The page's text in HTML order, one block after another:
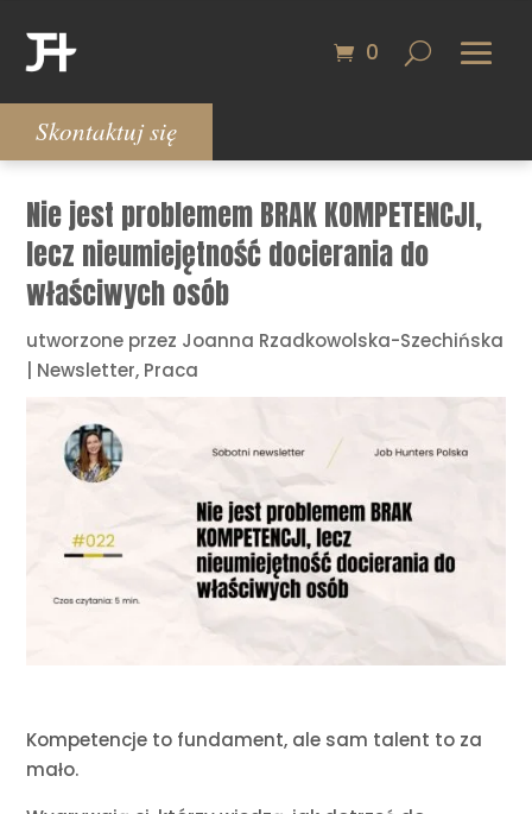
0
Skontaktuj się
Nie jest problemem BRAK KOMPETENCJI,
lecz nieumiejętność docierania do
właściwych osób
utworzone przez Joanna Rzadkowolska-Szechińska
| Newsletter, Praca
Kompetencje to fundament, ale sam talent to za
mało.